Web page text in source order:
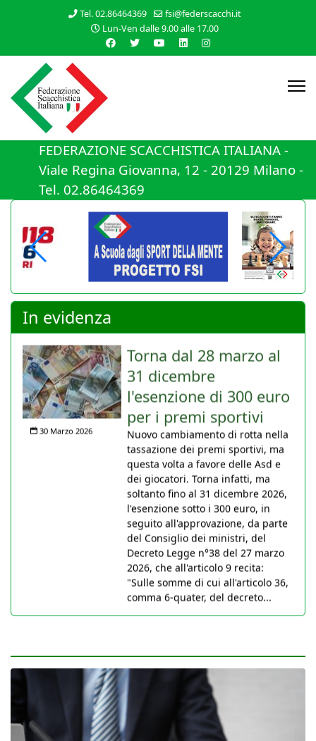
Tel. 02.86464369
fsi@federscacchi.it
Lun-Ven dalle 9.00 alle 17.00
FEDERAZIONE SCACCHISTICA ITALIANA -
Viale Regina Giovanna, 12 - 20129 Milano -
Tel. 02.86464369
In evidenza
30 Marzo 2026
Torna dal 28 marzo al
31 dicembre
l'esenzione di 300 euro
per i premi sportivi
Nuovo cambiamento di rotta nella
tassazione dei premi sportivi, ma
questa volta a favore delle Asd e
dei giocatori. Torna infatti, ma
soltanto fino al 31 dicembre 2026,
l'esenzione sotto i 300 euro, in
seguito all'approvazione, da parte
del Consiglio dei ministri, del
Decreto Legge n°38 del 27 marzo
2026, che all'articolo 9 recita:
"Sulle somme di cui all'articolo 36,
comma 6-quater, del decreto...